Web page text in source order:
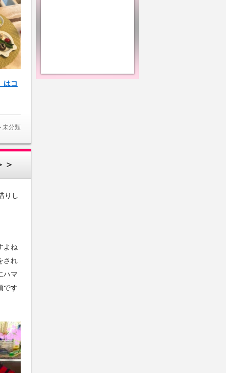
はコ
未分類
＞
りし
よね
され
ハマ
です